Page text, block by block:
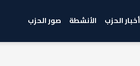
أخبار الحزب الأنشطة صور الحزب